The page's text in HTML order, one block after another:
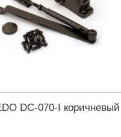
DC-070-I коричневый